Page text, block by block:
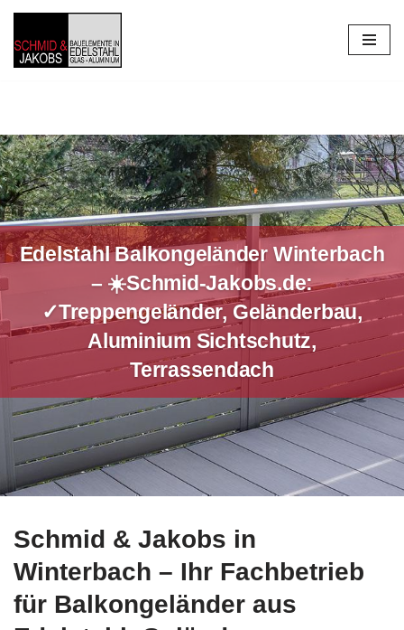
Zum
Inhalt
Edelstahl Balkongeländer Winterbach
– ☀️Schmid-Jakobs.de:
✓Treppengeländer, Geländerbau,
Aluminium Sichtschutz,
Terrassendach
Direkt bei ☀️Schmid-Jakobs.de in Winterbach Edelstahl
Schmid & Jakobs in
Winterbach – Ihr Fachbetrieb
für Balkongeländer aus